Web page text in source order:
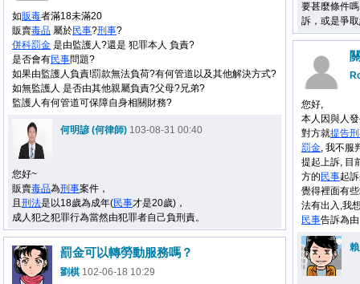
要甚麼條件
訴，或是爭取
如販毒者滿18未滿20
販賣毒品 屬於民事?刑事?
併科罰金 是由監護人?還是 犯罪本人 負責?
是否會有民事問題?
如果由監護人負責!罰款無法負荷?有何管道以及其他解決方式?
如無監護人 是否由其他親屬負責?父母?兄弟?
監護人有何管道可保障自身相關財務?
何明諺 (何律師) 103-08-31 00:40
您好~
販賣毒品為刑事案件，
且 刑法是以18歲為成年(民事才是20歲)，
成人犯之犯罪行為當然由犯罪者自己負刑責。
您好,
本人因與人
對方就提告
罰金, 我不服
提起上訴, 目
方的 民事起
覺得裡面有
法有出入,我
民事告訴為
罰金可以轉勞動服務嗎？
劉棋 102-06-18 10:29